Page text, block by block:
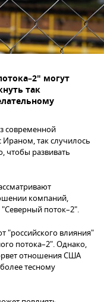
могут
так
современной
Ираном, так случилось
чтобы развивать
компаний,
поток–2".
"российского влияния"
потока–2". Однако,
отношения США
тесному